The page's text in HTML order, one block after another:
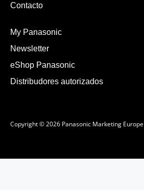
Contacto
My Panasonic
Newsletter
eShop Panasonic
Distribudores autorizados
Copyright © 2026 Panasonic Marketing Europe